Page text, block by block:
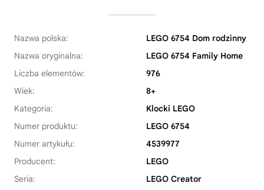
Nazwa polska:
LEGO 6754 Dom rodzinny
Nazwa oryginalna:
LEGO 6754 Family Home
Liczba elementów:
976
Wiek:
8+
Kategoria:
Klocki LEGO
Numer produktu:
LEGO 6754
Numer artykułu:
4539977
Producent:
LEGO
Seria:
LEGO Creator